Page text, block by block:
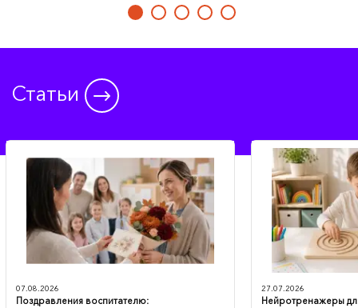
Доставка оборудования прошла
безупречно, в точно оговоренные сроки
сотрудников компании. Хотим отметить
профессионализм менеджера Виктора,
который работал с нами. Мы уверены, что
нашу работу с детьми, оказавшимися в
трудной жизненной ситуации, ещё более
плодотворной и увлекательной, помогая
им раскрывать свой внутренний мир и
находить гармонию. Полным ходом идёт
подготовка кабинета к приёму нового
наполнения, и мы с нетерпением ждём
момента, когда сможем начать его
использовать!
Статьи
07.08.2026
Поздравления воспитателю:
27.07.2026
Нейротренажеры